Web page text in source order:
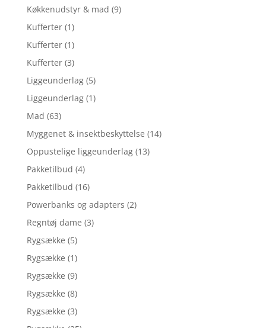
Køkkenudstyr & mad (9)
Kufferter (1)
Kufferter (1)
Kufferter (3)
Liggeunderlag (5)
Liggeunderlag (1)
Mad (63)
Myggenet & insektbeskyttelse (14)
Oppustelige liggeunderlag (13)
Pakketilbud (4)
Pakketilbud (16)
Powerbanks og adapters (2)
Regntøj dame (3)
Rygsække (5)
Rygsække (1)
Rygsække (9)
Rygsække (8)
Rygsække (3)